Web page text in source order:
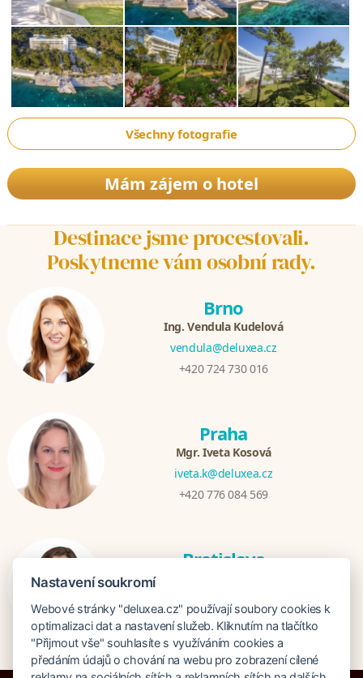
Všechny fotografie
Mám zájem o hotel
Destinace jsme procestovali.
Poskytneme vám osobní rady.
Brno
Ing. Vendula Kudelová
vendula@deluxea.cz
+420 724 730 016
Praha
Mgr. Iveta Kosová
iveta.k@deluxea.cz
+420 776 084 569
Bratislava
+421 948 759 074
Nastavení soukromí
Webové stránky "deluxea.cz" používají soubory cookies k
optimalizaci dat a nastavení služeb. Kliknutím na tlačítko
"Přijmout vše" souhlasíte s využíváním cookies a
předáním údajů o chování na webu pro zobrazení cílené